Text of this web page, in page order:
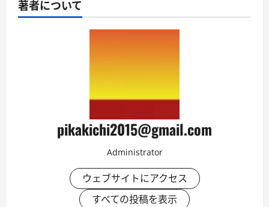
著者について
pikakichi2015@gmail.com
Administrator
ウェブサイトにアクセス
すべての投稿を表示